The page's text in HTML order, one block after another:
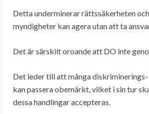
Detta underminerar rättssäkerheten
myndigheter kan agera utan att ta
Det är särskilt oroande att DO inte
Det leder till att många
kan passera obemärkt, vilket i sin tur
dessa handlingar accepteras.